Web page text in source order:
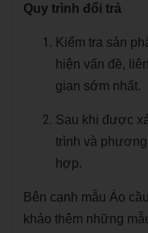
Quy trình đổi trả
Kiểm tra sản
hiện vấn đề,
gian sớm nhất.
Sau khi được
trình và
hợp.
Bên cạnh mẫu Áo
khảo thêm những